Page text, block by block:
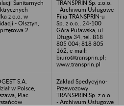
Sanitarnych
z o.o. w
- Olsztyn,
2
TRANSPRIN Sp. z.o.o.
- Archiwum Usługowe
Filia TRANSPRIN-u
Sp. z o.o., 24-100
Góra Puławska, ul.
Długa 34, tel. 818
805 004; 818 805
162, e-mail:
biuro@transprin.pl;
www.transprin.pl
S.A.
w Polsce,
Plac
Zakład Spedycyjno-
Przewozowy
TRANSPRIN Sp. z.o.o.
- Archiwum Usługowe